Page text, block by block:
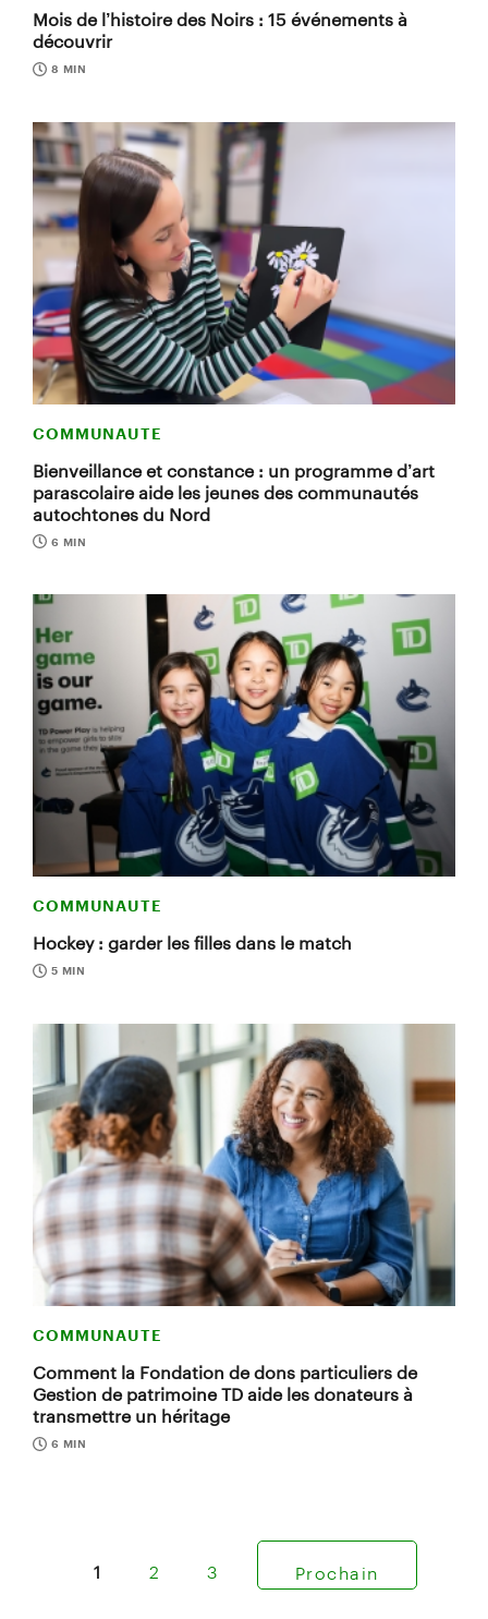
Mois de l’histoire des Noirs : 15 événements à
découvrir
8 MIN
COMMUNAUTE
Bienveillance et constance : un programme d’art
parascolaire aide les jeunes des communautés
autochtones du Nord
6 MIN
COMMUNAUTE
Hockey : garder les filles dans le match
5 MIN
COMMUNAUTE
Comment la Fondation de dons particuliers de
Gestion de patrimoine TD aide les donateurs à
transmettre un héritage
6 MIN
1 2 3 Prochain